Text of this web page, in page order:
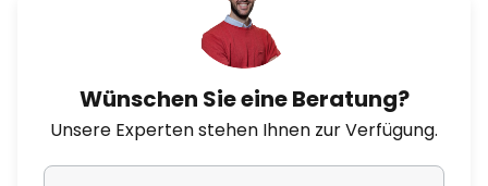
Wünschen Sie eine Beratung?
Unsere Experten stehen Ihnen zur Verfügung.